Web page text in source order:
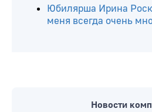
Юбилярша Ирина
меня всегда очень
Новости